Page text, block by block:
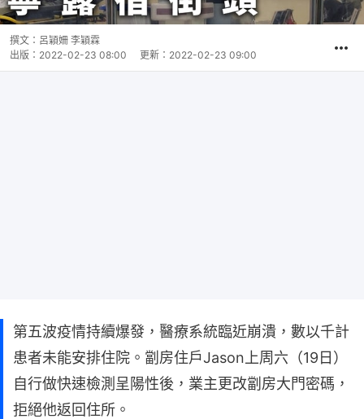
撰文： 呂穎姍 李穎霖
出版： 2022-02-23 08:00 更新： 2022-02-23 09:00
第五波疫情持續爆發，醫療系統臨近崩潰，數以千計
患者未能安排住院。劏房住戶Jason上周六（19日）
自行做快速檢測呈陽性後，業主更改劏房大門密碼，
拒絕他返回住所。